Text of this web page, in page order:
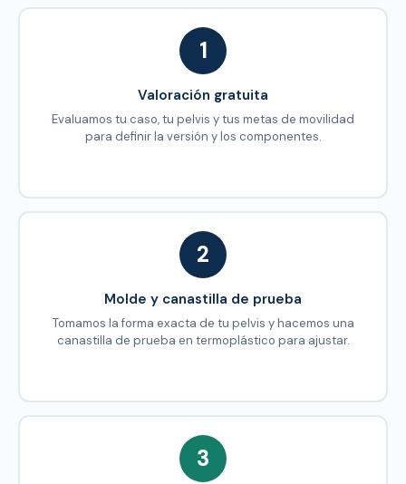
1
Valoración gratuita
Evaluamos tu caso, tu pelvis y tus metas de movilidad
para definir la versión y los componentes.
2
Molde y canastilla de prueba
Tomamos la forma exacta de tu pelvis y hacemos una
canastilla de prueba en termoplástico para ajustar.
3